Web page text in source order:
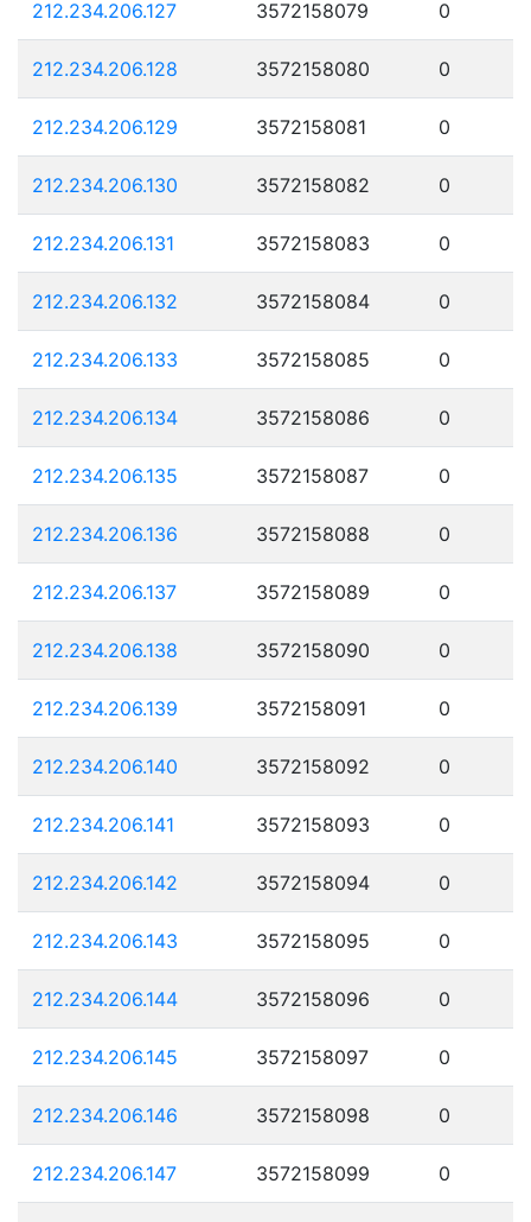
212.234.206.127 3572158079 0
212.234.206.128 3572158080 0
212.234.206.129 3572158081 0
212.234.206.130 3572158082 0
212.234.206.131 3572158083 0
212.234.206.132 3572158084 0
212.234.206.133 3572158085 0
212.234.206.134 3572158086 0
212.234.206.135 3572158087 0
212.234.206.136 3572158088 0
212.234.206.137 3572158089 0
212.234.206.138 3572158090 0
212.234.206.139 3572158091 0
212.234.206.140 3572158092 0
212.234.206.141 3572158093 0
212.234.206.142 3572158094 0
212.234.206.143 3572158095 0
212.234.206.144 3572158096 0
212.234.206.145 3572158097 0
212.234.206.146 3572158098 0
212.234.206.147 3572158099 0